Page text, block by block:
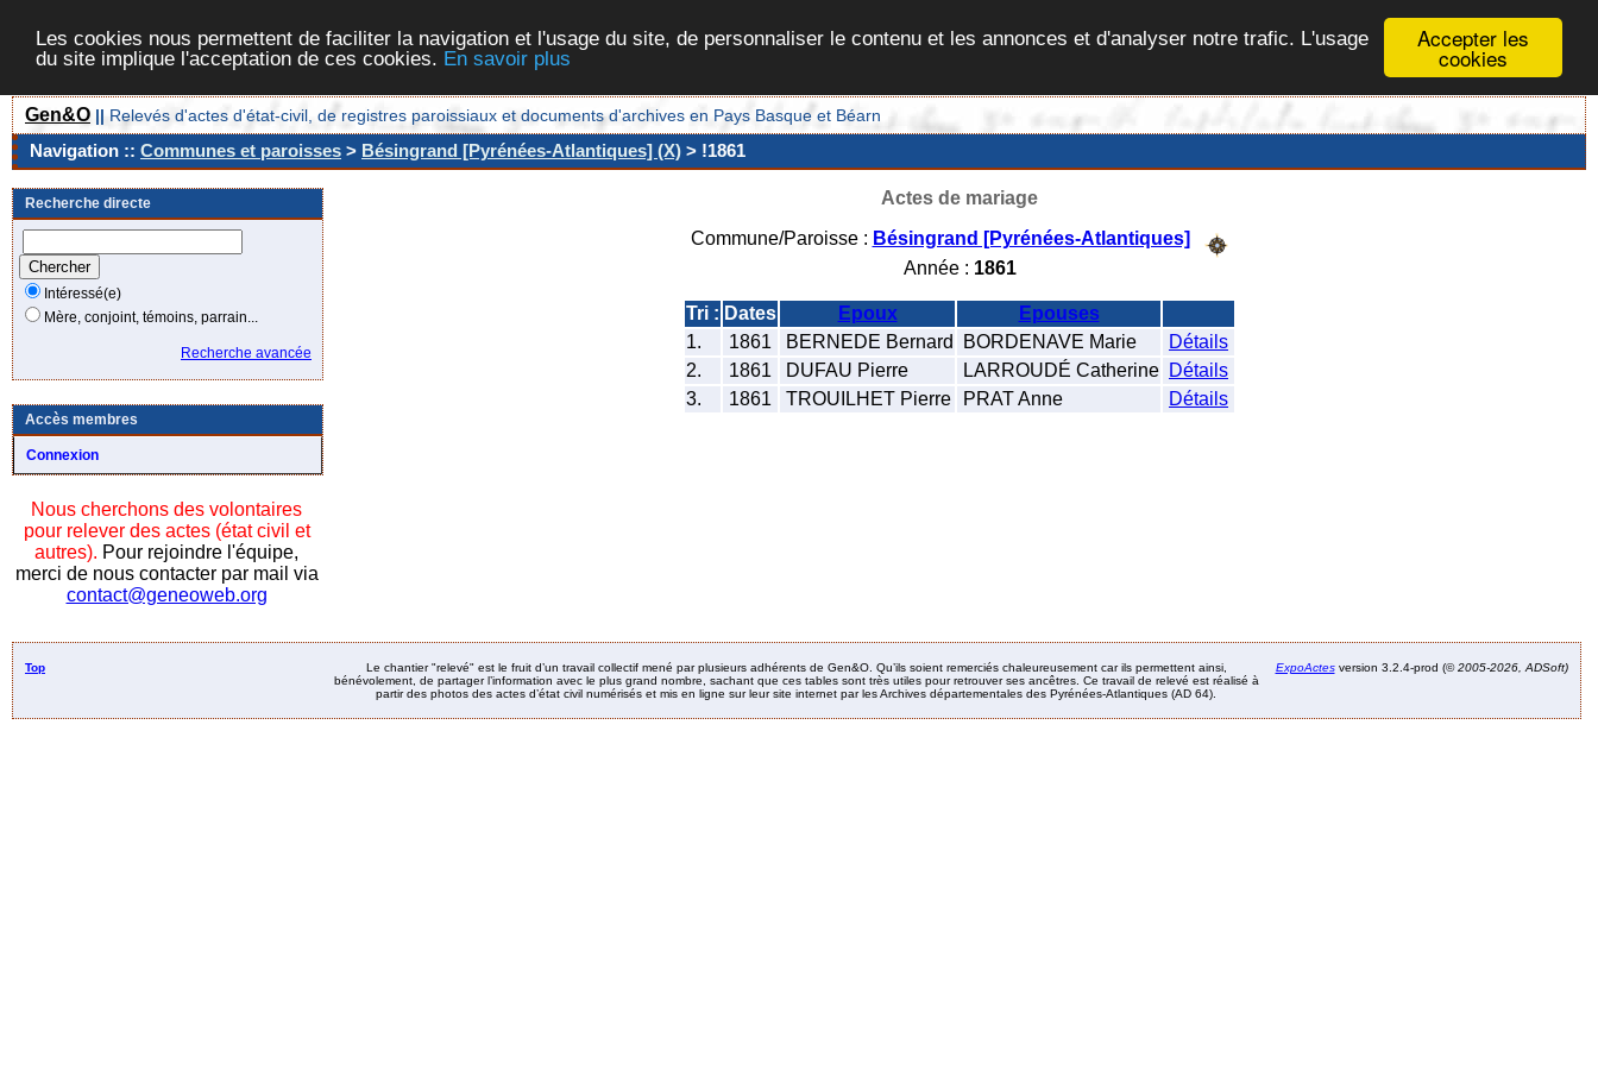
Accepter les
cookies
Les cookies nous permettent de faciliter la navigation et l'usage du site, de personnaliser le contenu et les annonces et d'analyser notre trafic. L'usage
du site implique l'acceptation de ces cookies. En savoir plus
Gen&O || Relevés d'actes d'état-civil, de registres paroissiaux et documents d'archives en Pays Basque et Béarn
Navigation :: Communes et paroisses > Bésingrand [Pyrénées-Atlantiques] (X) > !1861
Recherche directe
Intéressé(e)
Mère, conjoint, témoins, parrain...
Recherche avancée
Accès membres
Connexion
Nous cherchons des volontaires
pour relever des actes (état civil et
autres). Pour rejoindre l'équipe,
merci de nous contacter par mail via
contact@geneoweb.org
Actes de mariage
Commune/Paroisse : Bésingrand [Pyrénées-Atlantiques]
Année : 1861
Tri : Dates Epoux
Epouses
1.
1861 BERNEDE Bernard BORDENAVE Marie
Détails
2.
1861 DUFAU Pierre LARROUDÉ Catherine Détails
3.
1861 TROUILHET Pierre PRAT Anne Détails
Top
Le chantier "relevé" est le fruit d’un travail collectif mené par plusieurs adhérents de Gen&O. Qu’ils soient remerciés chaleureusement car ils permettent ainsi,
bénévolement, de partager l’information avec le plus grand nombre, sachant que ces tables sont très utiles pour retrouver ses ancêtres. Ce travail de relevé est réalisé à
partir des photos des actes d’état civil numérisés et mis en ligne sur leur site internet par les Archives départementales des Pyrénées-Atlantiques (AD 64).
ExpoActesversion 3.2.4-prod (©2005-2026, ADSoft)